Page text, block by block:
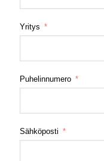
Yritys
Puhelinnumero
Sähköposti